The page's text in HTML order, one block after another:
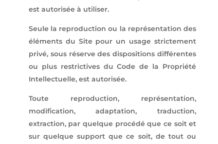
est autorisée à utiliser.
Seule la reproduction ou la représentation des
éléments du Site pour un usage strictement
privé, sous réserve des dispositions différentes
ou plus restrictives du Code de la Propriété
Intellectuelle, est autorisée.
Toute reproduction, représentation,
modification, adaptation, traduction,
extraction, par quelque procédé que ce soit et
sur quelque support que ce soit, de tout ou